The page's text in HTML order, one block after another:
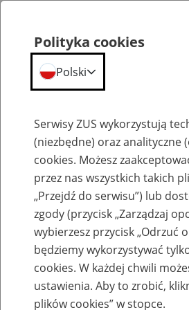
Emerytury
Baza
przekształconych
Polityka cookies
Polski
Serwisy ZUS wykorzystują
(niezbędne) oraz analityczne
cookies. Możesz
przez nas wszystkich takich
„Przejdź do serwisu”) lub
zgody (przycisk „Zarządzaj
wybierzesz przycisk „Odrzuć
będziemy wykorzystywać
cookies. W każdej chwili
ustawienia. Aby to zrobić,
plików cookies” w stopce.